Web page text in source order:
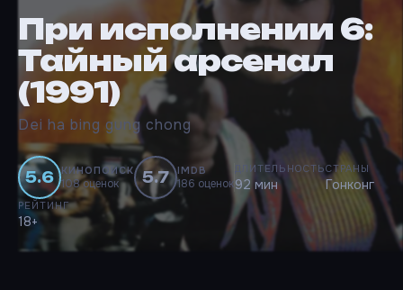
При исполнении 6:
Тайный арсенал
(1991)
Dei ha bing gung chong
5.6 КИНОПОИСК
108 оценок 5.7 IMDB
186 оценок
ДЛИТЕЛЬНОСТЬ
92 мин
СТРАНЫ
Гонконг
РЕЙТИНГ
18+